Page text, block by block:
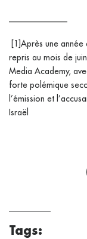
[1]Après une année
repris au mois de
Media Academy,
forte polémique
l’émission et
Israël
Tags: